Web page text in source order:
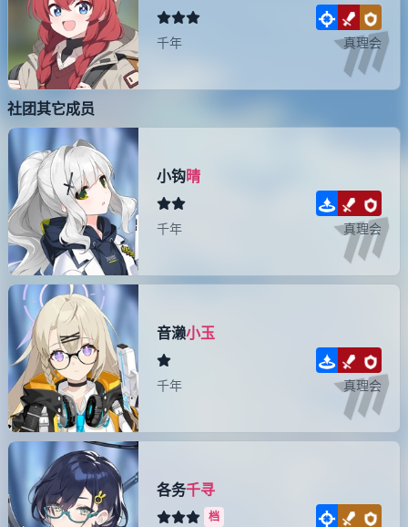
千年 真理会
社团其它成员
小钩晴
千年 真理会
音濑小玉
千年 真理会
各务千寻
档